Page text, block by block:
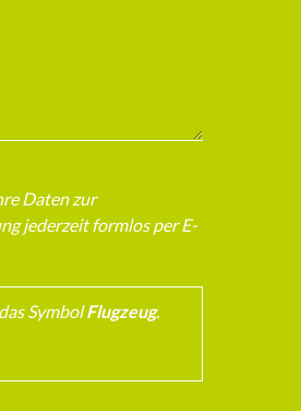
Daten zur
jederzeit formlos per E-
SymbolFlugzeug.